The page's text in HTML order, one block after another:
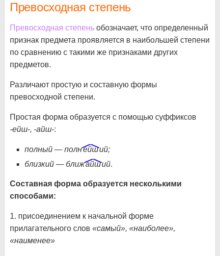
Превосходная степень
Превосходная степень обозначает, что определенный
признак предмета проявляется в наибольшей степени
по сравнению с такими же признаками других
предметов.
Различают простую и составную формы
превосходной степени.
Простая форма образуется с помощью суффиксов
-ейш-, -айш-:
полный — полнейший;
близкий — ближайший.
Составная форма образуется несколькими
способами:
1. присоединением к начальной форме
прилагательного слов «самый», «наиболее»,
«наименее»